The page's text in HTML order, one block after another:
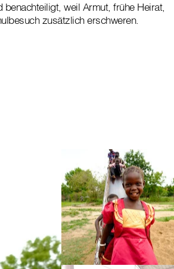
weil Armut, frühe Heirat,
zusätzlich erschweren.